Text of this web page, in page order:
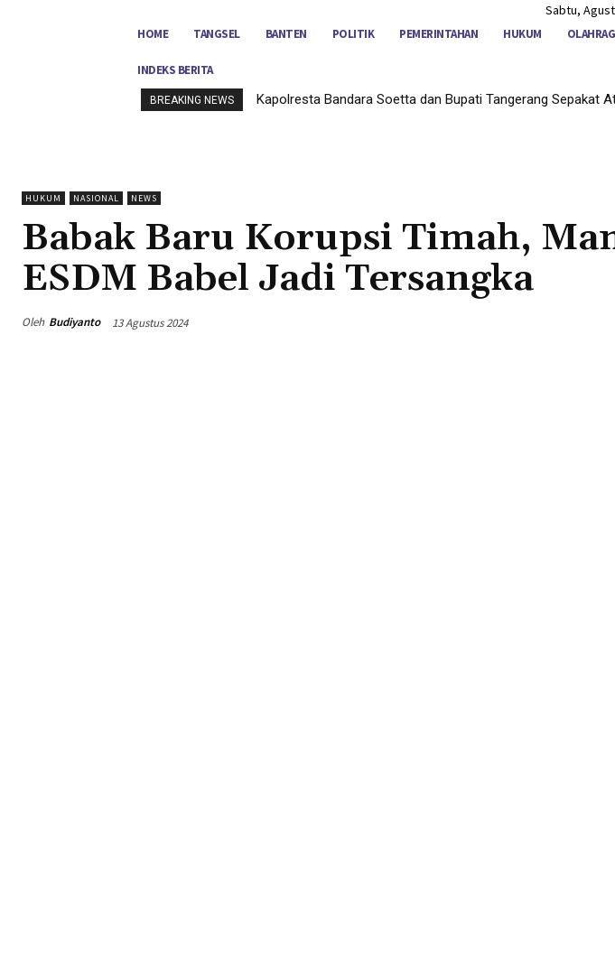
Sabtu,
HOME TANGSEL BANTEN POLITIK PEMERINTAHAN HUKUM
INDEKS BERITA
BREAKING NEWS Kapolresta Bandara Soetta dan Bupati Tangerang Sepakat
HUKUM NASIONAL NEWS
Babak Baru Korupsi Timah,
ESDM Babel Jadi Tersangka
Oleh Budiyanto 13 Agustus 2024